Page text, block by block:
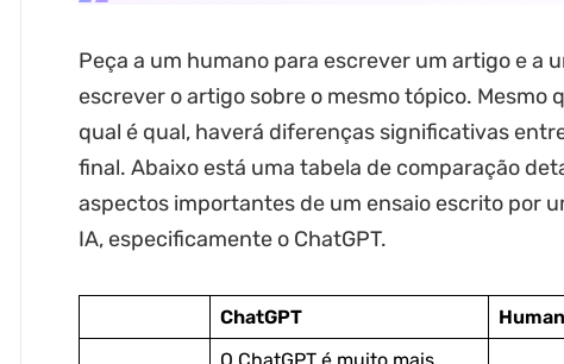
Peça a um humano para escrever um artigo e a
escrever o artigo sobre o mesmo tópico. Mesmo
qual é qual, haverá diferenças significativas
final. Abaixo está uma tabela de comparação
aspectos importantes de um ensaio escrito por
IA, especificamente o ChatGPT.
ChatGPT